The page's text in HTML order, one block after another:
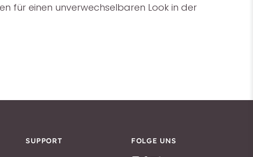
für einen unverwechselbaren Look in der
SUPPORT FOLGE UNS